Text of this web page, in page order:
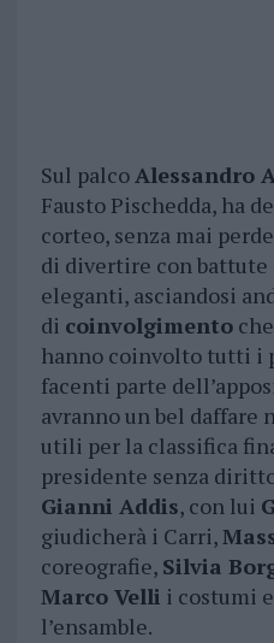
Sul palcoAlessandro
Fausto Pischedda, ha
corteo, senza mai
di divertire con battute
eleganti, asciandosi
di coinvolgimento
hanno coinvolto tutti i
facenti parte
avranno un bel daffare
utili per la classifica
presidente senza
Gianni Addis, con lui
giudicherà i Carri,
coreografie, Silvia
Marco Velli i costumi e
l’ensamble.